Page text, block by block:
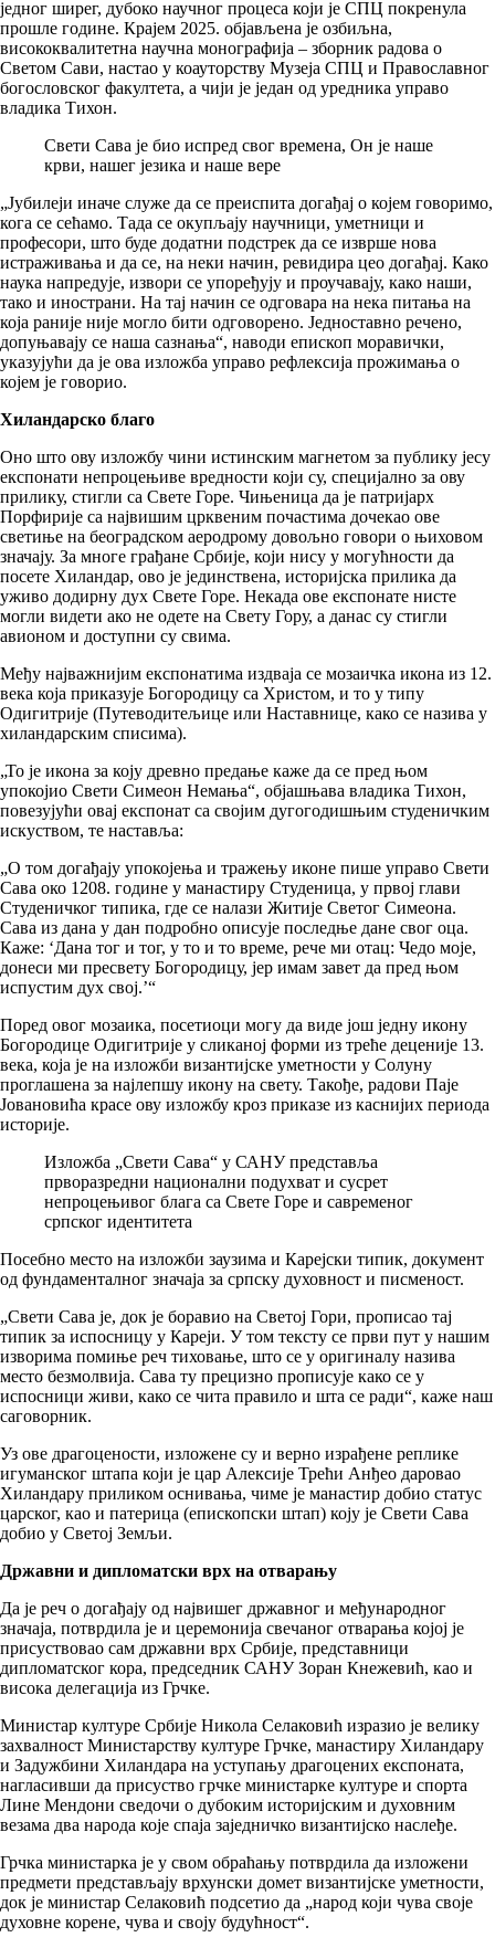
једног ширег, дубоко научног процеса који је СПЦ покренула
прошле године. Крајем 2025. објављена је озбиљна,
висококвалитетна научна монографија – зборник радова о
Светом Сави, настао у коауторству Музеја СПЦ и Православног
богословског факултета, а чији је један од уредника управо
владика Тихон.
Свети Сава је био испред свог времена, Он је наше
крви, нашег језика и наше вере
„Јубилеји иначе служе да се преиспита догађај о којем говоримо,
кога се сећамо. Тада се окупљају научници, уметници и
професори, што буде додатни подстрек да се изврше нова
истраживања и да се, на неки начин, ревидира цео догађај. Како
наука напредује, извори се упоређују и проучавају, како наши,
тако и инострани. На тај начин се одговара на нека питања на
која раније није могло бити одговорено. Једноставно речено,
допуњавају се наша сазнања“, наводи епископ моравички,
указујући да је ова изложба управо рефлексија прожимања о
којем је говорио.
Хиландарско благо
Оно што ову изложбу чини истинским магнетом за публику јесу
експонати непроцењиве вредности који су, специјално за ову
прилику, стигли са Свете Горе. Чињеница да је патријарх
Порфирије са највишим црквеним почастима дочекао ове
светиње на београдском аеродрому довољно говори о њиховом
значају. За многе грађане Србије, који нису у могућности да
посете Хиландар, ово је јединствена, историјска прилика да
уживо додирну дух Свете Горе. Некада ове експонате нисте
могли видети ако не одете на Свету Гору, а данас су стигли
авионом и доступни су свима.
Међу најважнијим експонатима издваја се мозаичка икона из 12.
века која приказује Богородицу са Христом, и то у типу
Одигитрије (Путеводитељице или Наставнице, како се назива у
хиландарским списима).
„То је икона за коју древно предање каже да се пред њом
упокојио Свети Симеон Немања“, објашњава владика Тихон,
повезујући овај експонат са својим дугогодишњим студеничким
искуством, те наставља:
„О том догађају упокојења и тражењу иконе пише управо Свети
Сава око 1208. године у манастиру Студеница, у првој глави
Студеничког типика, где се налази Житије Светог Симеона.
Сава из дана у дан подробно описује последње дане свог оца.
Каже: ‘Дана тог и тог, у то и то време, рече ми отац: Чедо моје,
донеси ми пресвету Богородицу, јер имам завет да пред њом
испустим дух свој.’“
Поред овог мозаика, посетиоци могу да виде још једну икону
Богородице Одигитрије у сликаној форми из треће деценије 13.
века, која је на изложби византијске уметности у Солуну
проглашена за најлепшу икону на свету. Такође, радови Паје
Јовановића красе ову изложбу кроз приказе из каснијих периода
историје.
Изложба „Свети Сава“ у САНУ представља
прворазредни национални подухват и сусрет
непроцењивог блага са Свете Горе и савременог
српског идентитета
Посебно место на изложби заузима и Карејски типик, документ
од фундаменталног значаја за српску духовност и писменост.
„Свети Сава је, док је боравио на Светој Гори, прописао тај
типик за испосницу у Кареји. У том тексту се први пут у нашим
изворима помиње реч тиховање, што се у оригиналу назива
место безмолвија. Сава ту прецизно прописује како се у
испосници живи, како се чита правило и шта се ради“, каже наш
саговорник.
Уз ове драгоцености, изложене су и верно израђене реплике
игуманског штапа који је цар Алексије Трећи Анђео даровао
Хиландару приликом оснивања, чиме је манастир добио статус
царског, као и патерица (епископски штап) коју је Свети Сава
добио у Светој Земљи.
Државни и дипломатски врх на отварању
Да је реч о догађају од највишег државног и међународног
значаја, потврдила је и церемонија свечаног отварања којој је
присуствовао сам државни врх Србије, представници
дипломатског кора, председник САНУ Зоран Кнежевић, као и
висока делегација из Грчке.
Министар културе Србије Никола Селаковић изразио је велику
захвалност Министарству културе Грчке, манастиру Хиландару
и Задужбини Хиландара на уступању драгоцених експоната,
нагласивши да присуство грчке министарке културе и спорта
Лине Мендони сведочи о дубоким историјским и духовним
везама два народа које спаја заједничко византијско наслеђе.
Грчка министарка је у свом обраћању потврдила да изложени
предмети представљају врхунски домет византијске уметности,
док је министар Селаковић подсетио да „народ који чува своје
духовне корене, чува и своју будућност“.